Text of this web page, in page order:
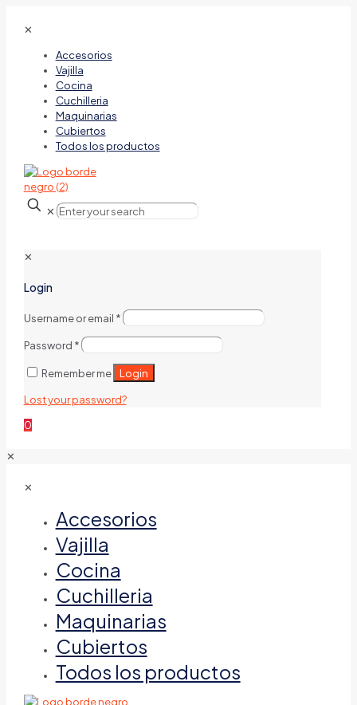
✕
Accesorios
Vajilla
Cocina
Cuchilleria
Maquinarias
Cubiertos
Todos los productos
✕
✕
Login
Username or email *
Password *
Remember me Login
Lost your password?
0
✕
✕
Accesorios
Vajilla
Cocina
Cuchilleria
Maquinarias
Cubiertos
Todos los productos